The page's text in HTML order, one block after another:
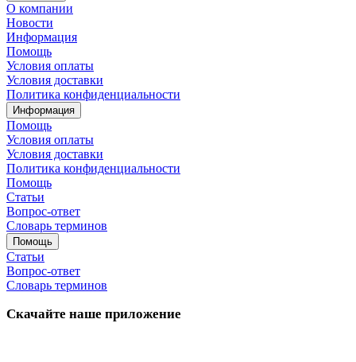
О компании
Новости
Информация
Помощь
Условия оплаты
Условия доставки
Политика конфиденциальности
Информация
Помощь
Условия оплаты
Условия доставки
Политика конфиденциальности
Помощь
Статьи
Вопрос-ответ
Словарь терминов
Помощь
Статьи
Вопрос-ответ
Словарь терминов
Скачайте наше приложение